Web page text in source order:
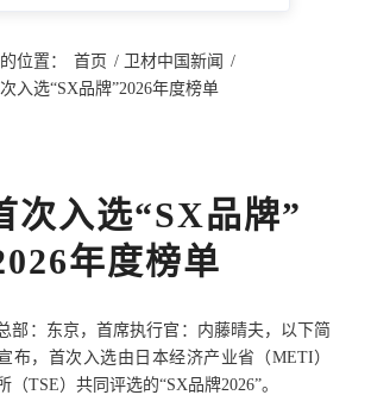
位置： 首页 / 卫材中国新闻 /
次入选“SX品牌”2026年度榜单
次入选“SX品牌”
年度榜单
部：东京，首席执行官：内藤晴夫，以下简
布，首次入选由日本经济产业省（METI）
TSE）共同评选的“SX品牌2026”。